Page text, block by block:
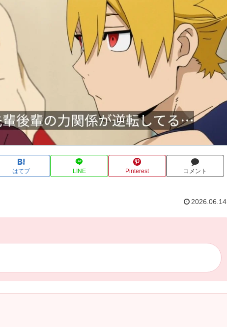
はてブ LINE Pinterest コメント
2026.06.14